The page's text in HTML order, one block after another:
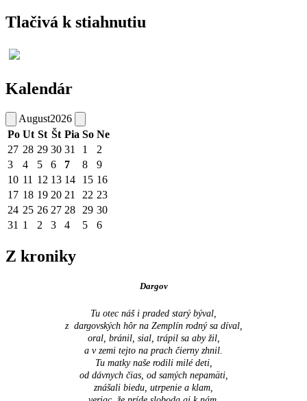
Tlačivá k stiahnutiu
Kalendár
August2026
Po Ut St Št Pia So Ne
27 28 29 30 31 1
2
3
4 5 6 7 8
9
10 11 12 13 14 15 16
17 18 19 20 21 22 23
24 25 26 27 28 29 30
31 1 2 3 4 5 6
Z kroniky
Dargov
Tu otec náš i praded starý býval,
z dargovských hôr na Zemplín rodný sa díval,
oral, bránil, sial, trápil sa aby žil,
a v zemi tejto na prach čierny zhnil.
Tu matky naše rodili milé deti,
od dávnych čias, od samých nepamäti,
znášali biedu, utrpenie a klam,